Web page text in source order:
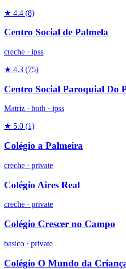
★ 4.4 (8)
Centro Social de Palmela
creche · ipss
★ 4.3 (75)
Centro Social Paroquial Do
Matriz · both · ipss
★ 5.0 (1)
Colégio a Palmeira
creche · private
Colégio Aires Real
creche · private
Colégio Crescer no Campo
basico · private
Colégio O Mundo da